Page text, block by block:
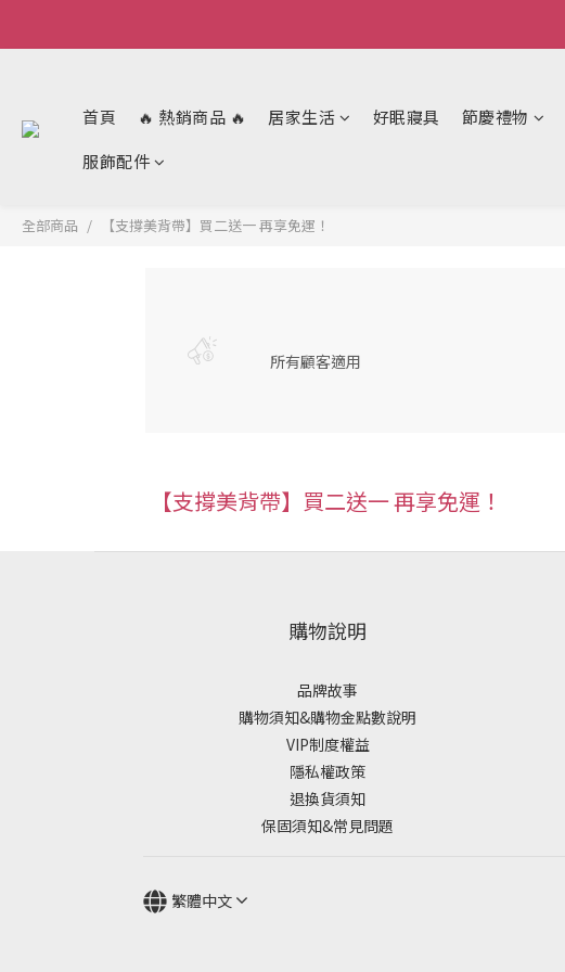
首頁 🔥 熱銷商品 🔥 居家生活 好眠寢具 節慶禮物
服飾配件
全部商品 【支撐美背帶】買二送一 再享免運！
所有顧客適用
【支撐美背帶】買二送一 再享免運！
購物說明
品牌故事
購物須知&購物金點數說明
VIP制度權益
隱私權政策
退換貨須知
保固須知&常見問題
繁體中文